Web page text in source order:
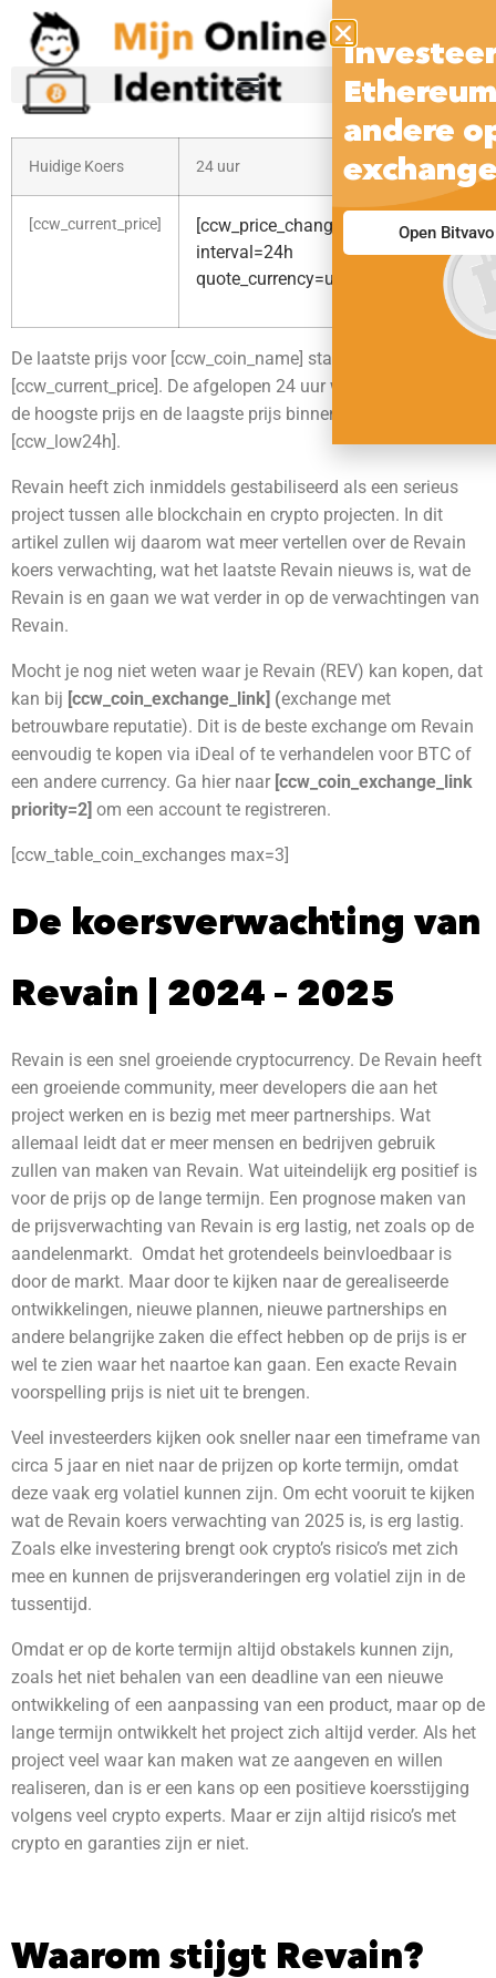
Huidige Koers 24 uur 30
[ccw_current_price]
[ccw_price_change_percentage
interval=24h
quote_currency=usd raw=1]
De laatste prijs voor [ccw_coin_name] staat momenteel op
[ccw_current_price]. De afgelopen 24 uur was [ccw_high24h]
de hoogste prijs en de laagste prijs binnen 24 uur was
[ccw_low24h].
Revain heeft zich inmiddels gestabiliseerd als een serieus
project tussen alle blockchain en crypto projecten. In dit
artikel zullen wij daarom wat meer vertellen over de Revain
koers verwachting, wat het laatste Revain nieuws is, wat de
Revain is en gaan we wat verder in op de verwachtingen van
Revain.
Mocht je nog niet weten waar je Revain (REV) kan kopen, dat
kan bij [ccw_coin_exchange_link] (exchange met
betrouwbare reputatie). Dit is de beste exchange om Revain
eenvoudig te kopen via iDeal of te verhandelen voor BTC of
een andere currency. Ga hier naar [ccw_coin_exchange_link
priority=2] om een account te registreren.
[ccw_table_coin_exchanges max=3]
De koersverwachting van
Revain | 2024 – 2025
Revain is een snel groeiende cryptocurrency. De Revain heeft
een groeiende community, meer developers die aan het
project werken en is bezig met meer partnerships. Wat
allemaal leidt dat er meer mensen en bedrijven gebruik
zullen van maken van Revain. Wat uiteindelijk erg positief is
voor de prijs op de lange termijn. Een prognose maken van
de prijsverwachting van Revain is erg lastig, net zoals op de
aandelenmarkt. Omdat het grotendeels beinvloedbaar is
door de markt. Maar door te kijken naar de gerealiseerde
ontwikkelingen, nieuwe plannen, nieuwe partnerships en
andere belangrijke zaken die effect hebben op de prijs is er
wel te zien waar het naartoe kan gaan. Een exacte Revain
voorspelling prijs is niet uit te brengen.
Veel investeerders kijken ook sneller naar een timeframe van
circa 5 jaar en niet naar de prijzen op korte termijn, omdat
deze vaak erg volatiel kunnen zijn. Om echt vooruit te kijken
wat de Revain koers verwachting van 2025 is, is erg lastig.
Zoals elke investering brengt ook crypto’s risico’s met zich
mee en kunnen de prijsveranderingen erg volatiel zijn in de
tussentijd.
Omdat er op de korte termijn altijd obstakels kunnen zijn,
zoals het niet behalen van een deadline van een nieuwe
ontwikkeling of een aanpassing van een product, maar op de
lange termijn ontwikkelt het project zich altijd verder. Als het
project veel waar kan maken wat ze aangeven en willen
realiseren, dan is er een kans op een positieve koersstijging
volgens veel crypto experts. Maar er zijn altijd risico’s met
crypto en garanties zijn er niet.
Waarom stijgt Revain?
andere
Open Bitvavo